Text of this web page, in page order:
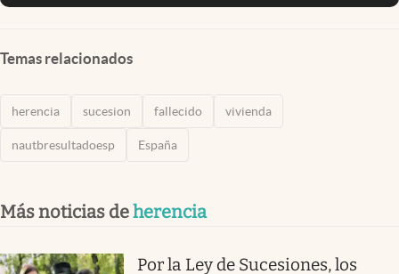
Temas relacionados
herencia sucesion fallecido vivienda
nautbresultadoesp España
Más noticias deherencia
Por la Ley de Sucesiones, los